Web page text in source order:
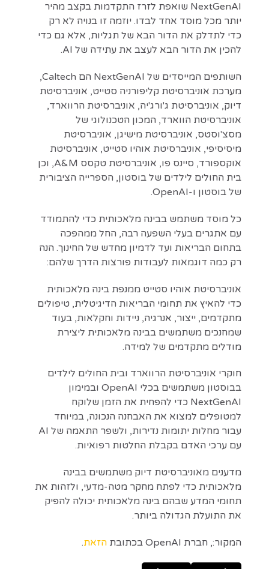
NextGenAI שואפת לזרז התקדמות בקצב מהיר
יותר מכל מוסד אחד לבדו. יוזמה זו בנויה לא רק
כדי לתדלק את הדור הבא של תגליות, אלא גם כדי
להכין את הדור הבא לעצב את עתידה של AI.
השותפים המייסדים של NextGenAI הם Caltech,
מערכת אוניברסיטת קליפורניה סטייט, אוניברסיטת
דיוק, אוניברסיטת ג'ורג'יה, אוניברסיטת הרווארד,
אוניברסיטת הווארד, המכון הטכנולוגי של
מסצ'וסטס, אוניברסיטת מישיגן, אוניברסיטת
מיסיסיפי, אוניברסיטת אוהיו סטייט, אוניברסיטת
אוקספורד, סיינס פו, אוניברסיטת טקסס A&M, וכן
בית החולים לילדים של בוסטון, הספרייה הציבורית
של בוסטון ו-OpenAI.
כל מוסד משתמש בבינה מלאכותית כדי להתמודד
עם אתגרים בעלי השפעה רבה, החל ממהפכה
בתחום הבריאות ועד לדמיון מחדש של החינוך. הנה
רק כמה דוגמאות לעבודות פורצות הדרך שלהם:
אוניברסיטת אוהיו סטייט ממנפת בינה מלאכותית
כדי להאיץ את תחומי הבריאות הדיגיטלית, טיפולים
מתקדמים, ייצור, אנרגיה, ניידות וחקלאות, בעוד
שמחנכים משתמשים בבינה מלאכותית ליצירת
מודלים מתקדמים של למידה.
חוקרי אוניברסיטת הרווארד ובית החולים לילדים
בבוסטון משתמשים בכלי OpenAI ובמימון
NextGenAI כדי להפחית את הזמן שלוקח
למטופלים למצוא את האבחנה הנכונה, במיוחד
עבור מחלות יתומות נדירות, ולשפר התאמה של AI
עם ערכי האדם בקבלת החלטות רפואיות.
מדענים מאוניברסיטת דיוק משתמשים בבינה
מלאכותית כדי לפתח מחקר מטה-מדעי, ולזהות את
תחומי המדע שבהם בינה מלאכותית יכולה להפיק
את התועלת הגדולה ביותר.
המקור:, חברת OpenAI בכתובת הזאת.